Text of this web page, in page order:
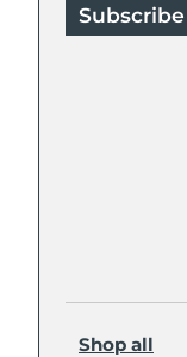
Shop all